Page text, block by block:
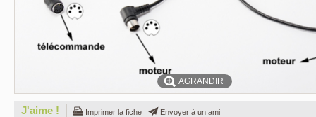
AGRANDIR
J'aime ! Imprimer la fiche Envoyer à un ami